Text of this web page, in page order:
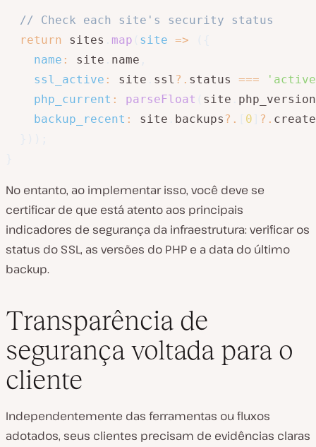
// Check each site's security status
return sites map site =>
name : site name
ssl_active : site ssl ?. status ===
php_current : parseFloat site
php_version
backup_recent : site backups ?. 0 ?.
No entanto, ao implementar isso, você deve se
certificar de que está atento aos principais
indicadores de segurança da infraestrutura: verificar os
status do SSL, as versões do PHP e a data do último
backup.
Transparência de
segurança voltada para o
cliente
Independentemente das ferramentas ou fluxos
adotados, seus clientes precisam de evidências claras